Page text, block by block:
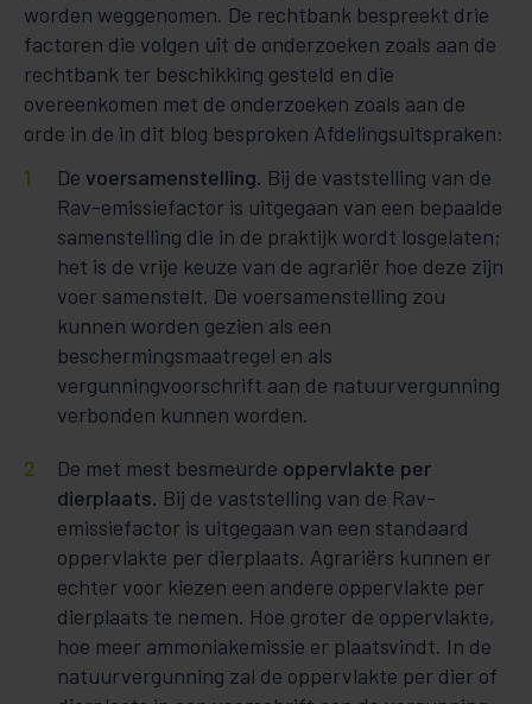
worden weggenomen. De rechtbank bespreekt drie
factoren die volgen uit de onderzoeken zoals aan de
rechtbank ter beschikking gesteld en die
overeenkomen met de onderzoeken zoals aan de
orde in de in dit blog besproken Afdelingsuitspraken:
De voersamenstelling. Bij de vaststelling van de
Rav-emissiefactor is uitgegaan van een bepaalde
samenstelling die in de praktijk wordt losgelaten;
het is de vrije keuze van de agrariër hoe deze zijn
voer samenstelt. De voersamenstelling zou
kunnen worden gezien als een
beschermingsmaatregel en als
vergunningvoorschrift aan de natuurvergunning
verbonden kunnen worden.
De met mest besmeurde oppervlakte per
dierplaats. Bij de vaststelling van de Rav-
emissiefactor is uitgegaan van een standaard
oppervlakte per dierplaats. Agrariërs kunnen er
echter voor kiezen een andere oppervlakte per
dierplaats te nemen. Hoe groter de oppervlakte,
hoe meer ammoniakemissie er plaatsvindt. In de
natuurvergunning zal de oppervlakte per dier of